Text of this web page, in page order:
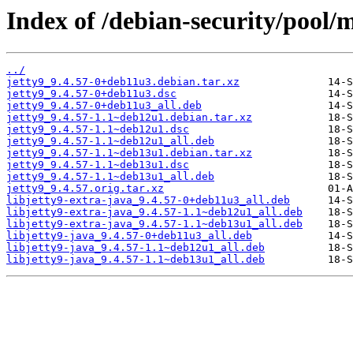
Index of /debian-security/pool/
../
jetty9_9.4.57-0+deb11u3.debian.tar.xz
jetty9_9.4.57-0+deb11u3.dsc
jetty9_9.4.57-0+deb11u3_all.deb
jetty9_9.4.57-1.1~deb12u1.debian.tar.xz
jetty9_9.4.57-1.1~deb12u1.dsc
jetty9_9.4.57-1.1~deb12u1_all.deb
jetty9_9.4.57-1.1~deb13u1.debian.tar.xz
jetty9_9.4.57-1.1~deb13u1.dsc
jetty9_9.4.57-1.1~deb13u1_all.deb
jetty9_9.4.57.orig.tar.xz
libjetty9-extra-java_9.4.57-0+deb11u3_all.deb
libjetty9-extra-java_9.4.57-1.1~deb12u1_all.deb
libjetty9-extra-java_9.4.57-1.1~deb13u1_all.deb
libjetty9-java_9.4.57-0+deb11u3_all.deb
libjetty9-java_9.4.57-1.1~deb12u1_all.deb
libjetty9-java_9.4.57-1.1~deb13u1_all.deb